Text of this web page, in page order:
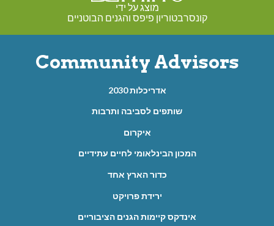
מוצג על ידי
קונסרבטוריון פיפס והגנים הבוטניים
Community Advisors
אדריכלות 2030
שותפים לסביבה ותרבות
איקרום
המכון הבינלאומי לחיים עתידיים
כדור הארץ אחד
ירידת פרויקט
אינדקס קיימות הגנים הציבוריים